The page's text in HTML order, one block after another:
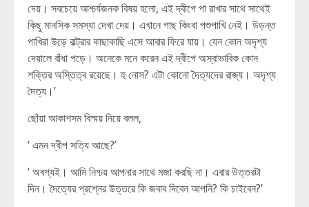
দেয়। সবচেয়ে আশ্চর্যজনক বিষয় হলো, এই দ্বীপে পা রাখার সাথে সাথেই
কিছু মানসিক সমস্যা দেখা দেয়। এখানে গাছ কিংবা পশুপাখি নেই। উড়ন্ত
পাখিরা উড়ে বাল্ট্রার কাছাকাছি এসে আবার ফিরে যায়। যেন কোন অদৃশ্য
দেয়ালে বাঁধা পড়ে। অনেকে মনে করেন এই দ্বীপে অস্বাভাবিক কোন
শক্তির অস্তিত্ব রয়েছে। হু নোস? এটা কোনো দৈত্যদের রাজ্য। অদৃশ্য
দৈত্য।’
ছোঁয়া আকাশসম বিস্ময় নিয়ে বলল,
‘ এমন দ্বীপ সত্যি আছে?’
‘ অবশ্যই। আমি নিশ্চয় আপনার সাথে মজা করছি না। এবার উত্তরটা
দিন। দৈত্যের প্রশ্নের উত্তরে কি জবাব দিবেন আপনি? কি চাইবেন?’